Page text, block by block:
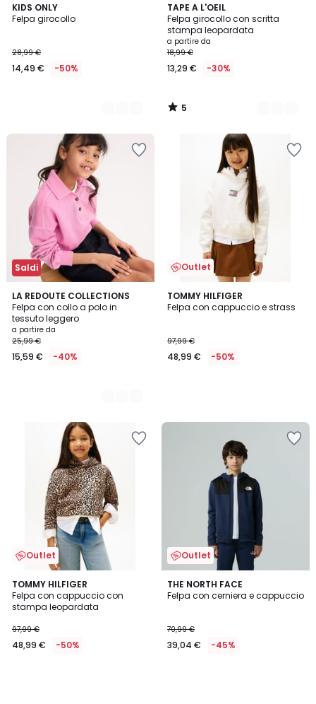
KIDS ONLY
Felpa girocollo
28,99 €
14,49 € -50%
2
Colori
TAPE A L'OEIL
Felpa girocollo con scritta
stampa leopardata
a partire da
18,99 €
13,29 € -30%
5
/
5
2
Colori
5
/
Saldi
LA REDOUTE COLLECTIONS
Felpa con collo a polo in
tessuto leggero
a partire da
25,99 €
15,59 € -40%
2
Colori
Outlet
TOMMY HILFIGER
Felpa con cappuccio e strass
97,99 €
48,99 € -50%
Outlet
TOMMY HILFIGER
Felpa con cappuccio con
stampa leopardata
97,99 €
48,99 € -50%
Outlet
THE NORTH FACE
Felpa con cerniera e cappuccio
70,99 €
39,04 € -45%